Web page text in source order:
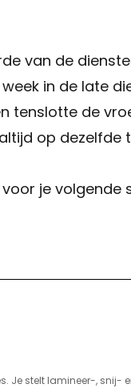
van de
in de late
tenslotte de
op dezelfde
je volgende
Je stelt lamineer-, snij-